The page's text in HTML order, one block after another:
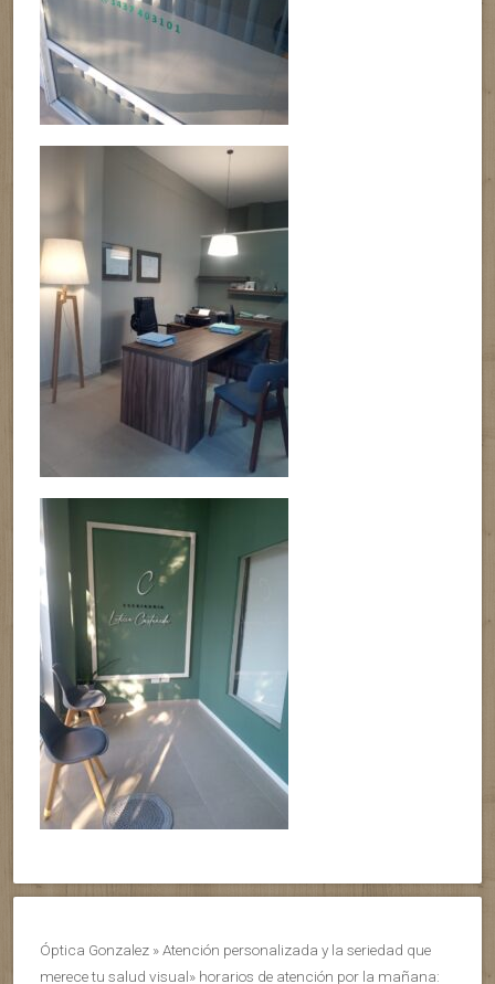
Óptica Gonzalez » Atención personalizada y la seriedad que
merece tu salud visual» horarios de atención por la mañana: